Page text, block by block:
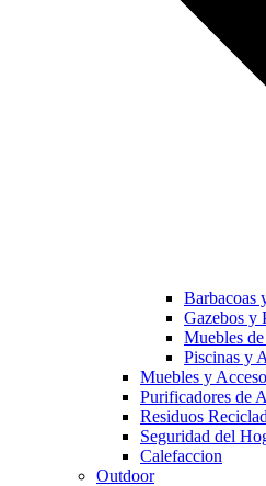
Barbacoas
Gazebos y
Muebles
Piscinas y
Muebles y
Purificadores de
Residuos
Seguridad del
Calefaccion
Outdoor